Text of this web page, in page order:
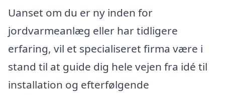
Uanset om du er ny inden for
jordvarmeanlæg eller har tidligere
erfaring, vil et specialiseret firma være i
stand til at guide dig hele vejen fra idé til
installation og efterfølgende